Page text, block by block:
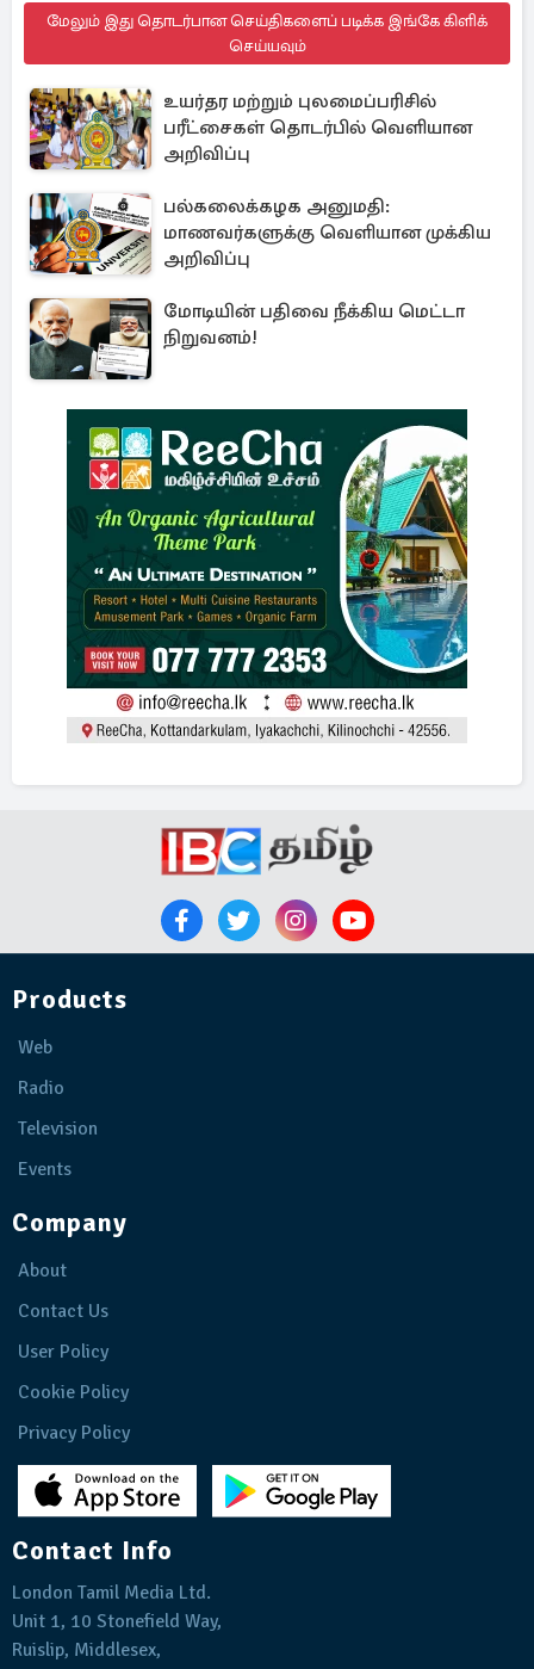
மேலும் இது தொடர்பான செய்திகளைப் படிக்க இங்கே கிளிக்
செய்யவும்
உயர்தர மற்றும் புலமைப்பரிசில்
பரீட்சைகள் தொடர்பில் வெளியான
அறிவிப்பு
பல்கலைக்கழக அனுமதி:
மாணவர்களுக்கு வெளியான முக்கிய
அறிவிப்பு
மோடியின் பதிவை நீக்கிய மெட்டா
நிறுவனம்!
Products
Web
Radio
Television
Events
Company
About
Contact Us
User Policy
Cookie Policy
Privacy Policy
Contact Info
London Tamil Media Ltd.
Unit 1, 10 Stonefield Way,
Ruislip, Middlesex,